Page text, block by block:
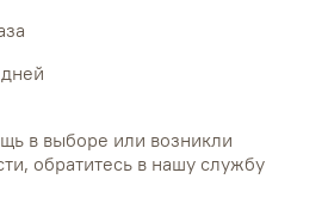
в выборе или возникли
обратитесь в нашу службу